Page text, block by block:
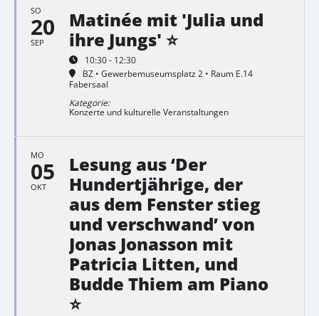
SO
20
SEP
Matinée mit 'Julia und
ihre Jungs' ⭐
10:30 - 12:30
BZ • Gewerbemuseumsplatz 2 • Raum E.14
Fabersaal
Kategorie:
Konzerte und kulturelle Veranstaltungen
MO
05
OKT
Lesung aus ‘Der
Hundertjährige, der
aus dem Fenster stieg
und verschwand’ von
Jonas Jonasson mit
Patricia Litten, und
Budde Thiem am Piano
⭐